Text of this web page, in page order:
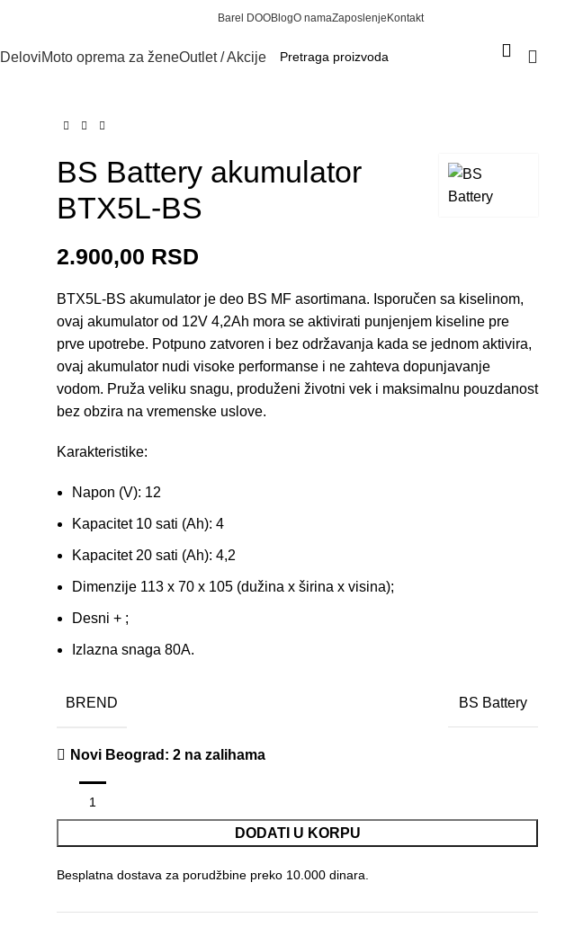
Barel DOOBlogO namaZaposlenje Kontakt
DeloviMoto oprema za ženeOutlet / Akcije
BS Battery akumulator
BTX5L-BS
2.900,00 RSD
BTX5L-BS akumulator je deo BS MF asortimana. Isporučen sa kiselinom,
ovaj akumulator od 12V 4,2Ah mora se aktivirati punjenjem kiseline pre
prve upotrebe. Potpuno zatvoren i bez održavanja kada se jednom aktivira,
ovaj akumulator nudi visoke performanse i ne zahteva dopunjavanje
vodom. Pruža veliku snagu, produženi životni vek i maksimalnu pouzdanost
bez obzira na vremenske uslove.
Karakteristike:
Napon (V): 12
Kapacitet 10 sati (Ah): 4
Kapacitet 20 sati (Ah): 4,2
Dimenzije 113 x 70 x 105 (dužina x širina x visina);
Desni + ;
Izlazna snaga 80A.
BREND BS Battery
Novi Beograd : 2 na zalihama
DODATI U KORPU
Besplatna dostava za porudžbine preko 10.000 dinara.